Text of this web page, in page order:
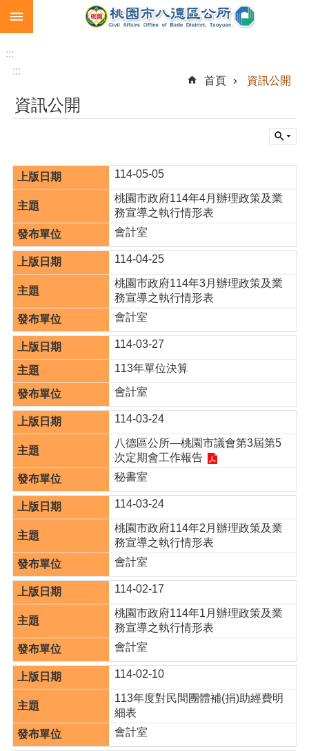
跳到主要內容區塊
市
民
急
難
救
助
進
階
搜
尋
本
區
介
紹
訊
息
公
告
生
活
便
民
資
訊
機
關
通
訊
錄
相
資
料
活
動
:::
:::
首頁
資訊公開
資訊公開
114-05-05
桃園市政府114年4月辦理政策及業
務宣導之執行情形表
會計室
114-04-25
桃園市政府114年3月辦理政策及業
務宣導之執行情形表
會計室
114-03-27
113年單位決算
會計室
114-03-24
八德區公所—桃園市議會第3屆第5
次定期會工作報告
秘書室
114-03-24
桃園市政府114年2月辦理政策及業
務宣導之執行情形表
會計室
114-02-17
桃園市政府114年1月辦理政策及業
務宣導之執行情形表
會計室
114-02-10
113年度對民間團體補(捐)助經費明
細表
會計室